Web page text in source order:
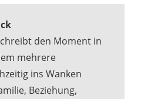
den Moment in
mehrere
ins Wanken
Beziehung,